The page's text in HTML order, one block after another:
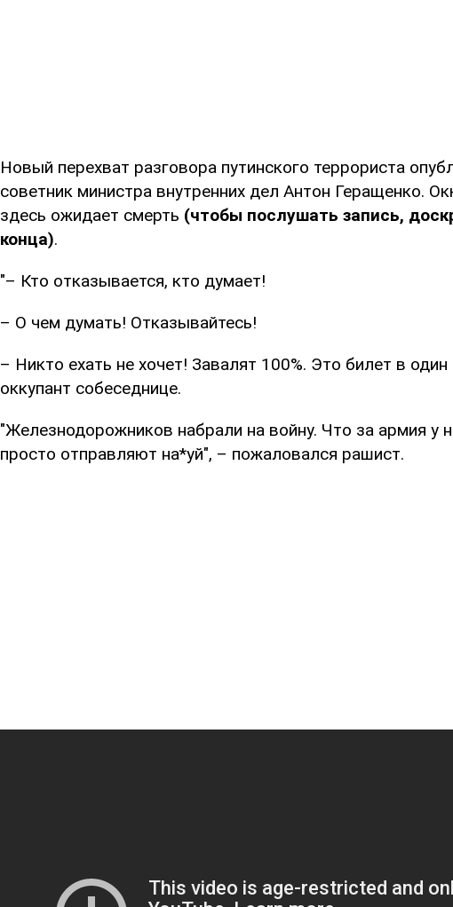
Новый перехват разговора путинского террориста
советник министра внутренних дел Антон Геращенко.
здесь ожидает смерть (чтобы послушать запись,
конца).
"– Кто отказывается, кто думает!
– О чем думать! Отказывайтесь!
– Никто ехать не хочет! Завалят 100%. Это билет в
оккупант собеседнице.
"Железнодорожников набрали на войну. Что за армия у
просто отправляют на*уй", – пожаловался рашист.